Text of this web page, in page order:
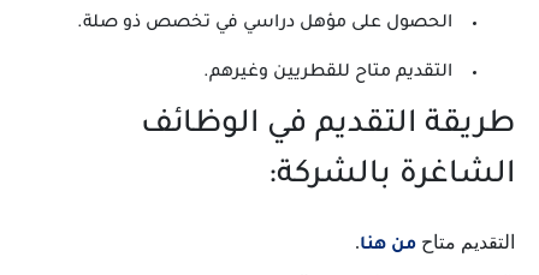
الحصول على مؤهل دراسي في تخصص ذو صلة.
التقديم متاح للقطريين وغيرهم.
طريقة التقديم في الوظائف
الشاغرة بالشركة:
التقديم متاح من هنا.